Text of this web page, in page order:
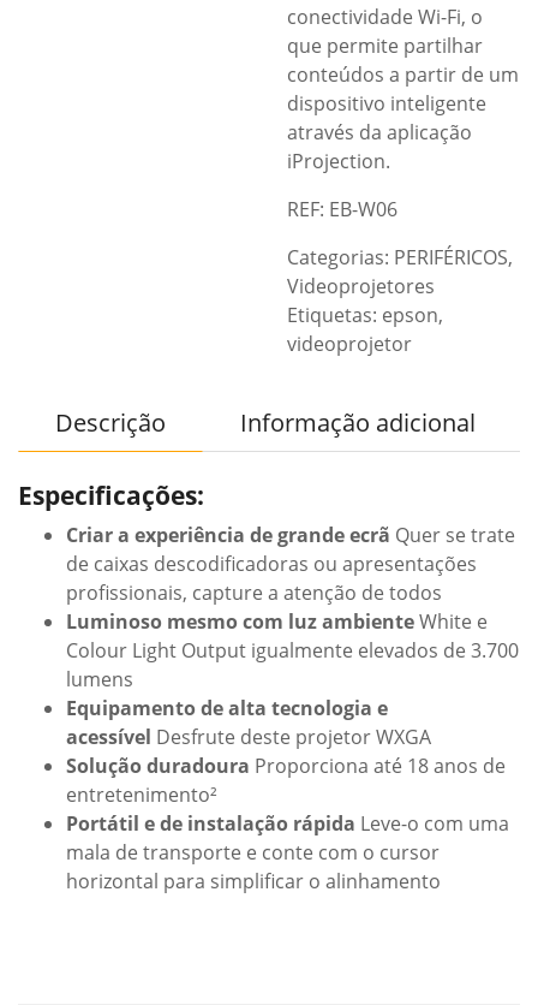
conectividade Wi-Fi, o
que permite partilhar
conteúdos a partir de um
dispositivo inteligente
através da aplicação
iProjection.
REF: EB-W06
Categorias: PERIFÉRICOS,
Videoprojetores
Etiquetas: epson,
videoprojetor
Descrição Informação adicional
Especificações:
Criar a experiência de grande ecrã Quer se trate
de caixas descodificadoras ou apresentações
profissionais, capture a atenção de todos
Luminoso mesmo com luz ambienteWhite e
Colour Light Output igualmente elevados de 3.700
lumens
Equipamento de alta tecnologia e
acessível Desfrute deste projetor WXGA
Solução duradoura Proporciona até 18 anos de
entretenimento²
Portátil e de instalação rápida Leve-o com uma
mala de transporte e conte com o cursor
horizontal para simplificar o alinhamento